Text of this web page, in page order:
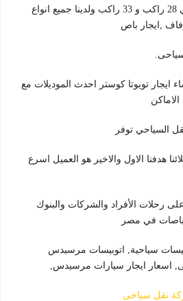
ايجار مرسيدس ميستوبشي 28 راكب و 33 راكب ولدينا جميع انواع
,ايجار باص
ايجار تويوتا كوستر احدث الموديلات مع
السياحي توفر
هدفنا الاول والاخير هو العميل اسرع
رحلات الأفراد والشركات والبنوك
باصات في مصر
سياحية, اتوبيسات مرسيدس
اسعار ايجار سيارات مرسيدس,
نقل سياحى